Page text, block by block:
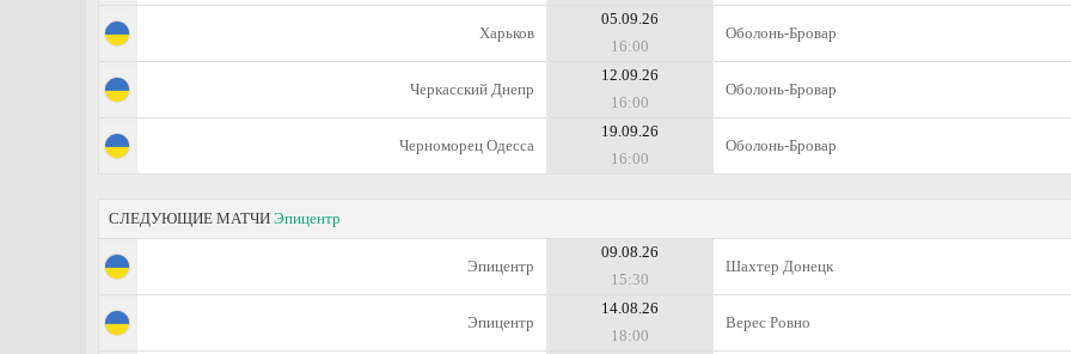
Харьков
05.09.26
16:00
Оболонь-Бровар
Черкасский Днепр
12.09.26
16:00
Оболонь-Бровар
Черноморец Одесса
19.09.26
16:00
Оболонь-Бровар
СЛЕДУЮЩИЕ МАТЧИ Эпицентр
Эпицентр
09.08.26
15:30
Шахтер Донецк
Эпицентр
14.08.26
18:00
Верес Ровно